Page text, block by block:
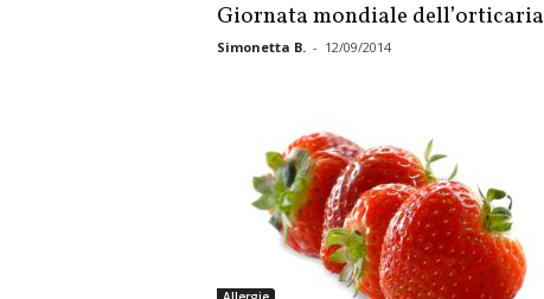
Giornata mondiale dell’orticaria
Simonetta B. - 12/09/2014